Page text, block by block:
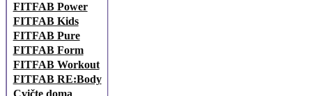
FITFAB Power
FITFAB Kids
FITFAB Pure
FITFAB Form
FITFAB Workout
FITFAB RE:Body